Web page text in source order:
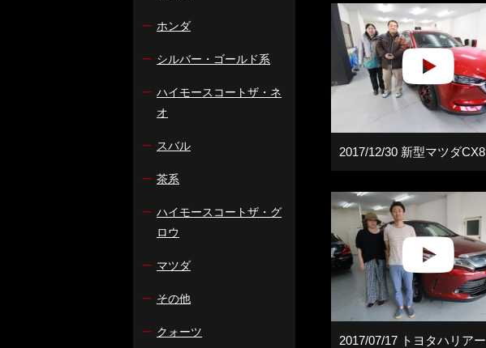
2017/12/30 新型マツダCX8
2017/07/17 トヨタハリアー
ー ホンダ
ー シルバー・ゴールド系
ー ハイモースコートザ・ネ
オ
ー スバル
ー 茶系
ー ハイモースコートザ・グ
ロウ
ー マツダ
ー その他
ー クォーツ